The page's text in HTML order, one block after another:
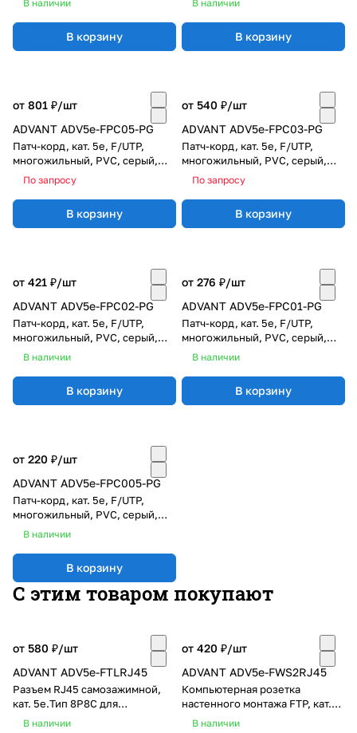
В наличии
В корзину
В наличии
В корзину
от 801 ₽/шт
ADVANT ADV5e-FPC05-PG
Патч-корд, кат. 5е, F/UTP,
многожильный, PVC, серый,
длина: 5 м
По запросу
В корзину
от 540 ₽/шт
ADVANT ADV5e-FPC03-PG
Патч-корд, кат. 5е, F/UTP,
многожильный, PVC, серый,
длина: 3 м
По запросу
В корзину
от 421 ₽/шт
ADVANT ADV5e-FPC02-PG
Патч-корд, кат. 5е, F/UTP,
многожильный, PVC, серый,
длина: 2 м
В наличии
В корзину
от 276 ₽/шт
ADVANT ADV5e-FPC01-PG
Патч-корд, кат. 5е, F/UTP,
многожильный, PVC, серый,
длина: 1 м
В наличии
В корзину
от 220 ₽/шт
ADVANT ADV5e-FPC005-PG
Патч-корд, кат. 5е, F/UTP,
многожильный, PVC, серый,
длина: 0,5 м
В наличии
В корзину
С этим товаром покупают
от 580 ₽/шт
ADVANT ADV5e-FTLRJ45
Разъем RJ45 самозажимной,
кат. 5e.Тип 8P8C для
подключения кабелей FTP с
В наличии
от 420 ₽/шт
ADVANT ADV5e-FWS2RJ45
Компьютерная розетка
настенного монтажа FTP, кат.
5е, 2 портa RJ-45 (8р8с),
В наличии